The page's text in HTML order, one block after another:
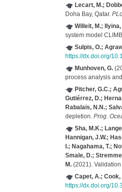
Lecart, M.;
Doha Bay, Qatar.
Willeit, M.;
system model
Sulpis, O.;
https://dx.doi.org/
Munhoven, G.
process analysis
Pitcher, G.C.;
Gutiérrez, D.;
Rabalais, N.N.;
depletion. Prog.
Sha, M.K.;
Hannigan, J.W.;
I.; Nagahama, T.;
Smale, D.;
M.(2021). Validation
Capet, A.;
https://dx.doi.org/